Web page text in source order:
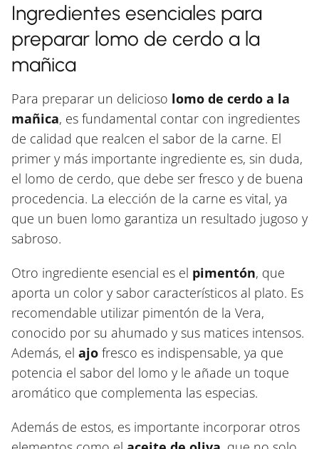
Ingredientes esenciales para
preparar lomo de cerdo a la
mañica
Para preparar un delicioso lomo de cerdo a la
mañica, es fundamental contar con ingredientes
de calidad que realcen el sabor de la carne. El
primer y más importante ingrediente es, sin duda,
el lomo de cerdo, que debe ser fresco y de buena
procedencia. La elección de la carne es vital, ya
que un buen lomo garantiza un resultado jugoso y
sabroso.
Otro ingrediente esencial es el pimentón, que
aporta un color y sabor característicos al plato. Es
recomendable utilizar pimentón de la Vera,
conocido por su ahumado y sus matices intensos.
Además, el ajo fresco es indispensable, ya que
potencia el sabor del lomo y le añade un toque
aromático que complementa las especias.
Además de estos, es importante incorporar otros